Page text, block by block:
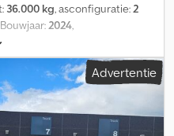
36.000 kg, asconfiguratie: 2
, Bouwjaar: 2024
Advertentie